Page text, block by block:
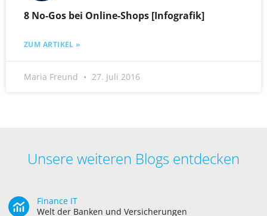
8 No-Gos bei Online-Shops [Infografik]
ZUM ARTIKEL »
Maria Freund 27. Juli 2016
Unsere weiteren Blogs entdecken
Finance IT
Welt der Banken und Versicherungen